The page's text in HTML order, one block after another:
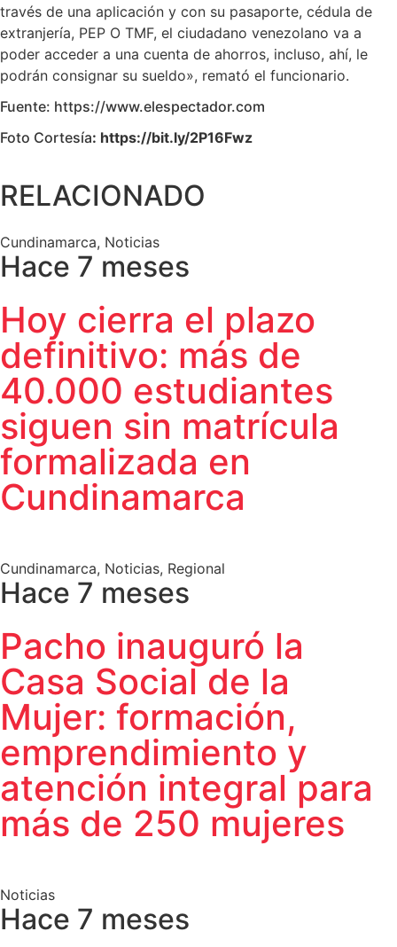
través de una aplicación y con su pasaporte, cédula de
extranjería, PEP O TMF, el ciudadano venezolano va a
poder acceder a una cuenta de ahorros, incluso, ahí, le
podrán consignar su sueldo», remató el funcionario.
Fuente: https://www.elespectador.com
Foto Cortesía: https://bit.ly/2P16Fwz
RELACIONADO
Cundinamarca, Noticias
Hace 7 meses
Hoy cierra el plazo
definitivo: más de
40.000 estudiantes
siguen sin matrícula
formalizada en
Cundinamarca
Cundinamarca, Noticias, Regional
Hace 7 meses
Pacho inauguró la
Casa Social de la
Mujer: formación,
emprendimiento y
atención integral para
más de 250 mujeres
Noticias
Hace 7 meses